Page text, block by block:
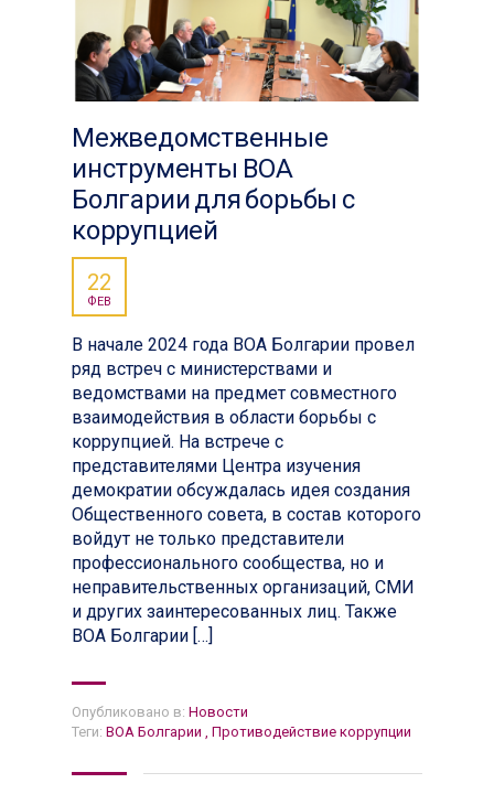
Межведомственные
инструменты ВОА
Болгарии для борьбы с
коррупцией
22
ФЕВ
В начале 2024 года ВОА Болгарии провел
ряд встреч с министерствами и
ведомствами на предмет совместного
взаимодействия в области борьбы с
коррупцией. На встрече с
представителями Центра изучения
демократии обсуждалась идея создания
Общественного совета, в состав которого
войдут не только представители
профессионального сообщества, но и
неправительственных организаций, СМИ
и других заинтересованных лиц. Также
ВОА Болгарии […]
Опубликовано в: Новости
Теги: ВОА Болгарии , Противодействие коррупции